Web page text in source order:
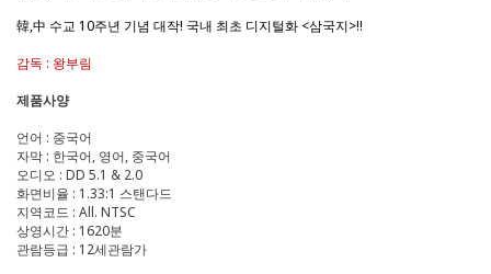
韓,中 수교 10주년 기념 대작! 국내 최초 디지털화 <삼국지>!!
감독 : 왕부림
제품사양
언어 : 중국어
자막 : 한국어, 영어, 중국어
오디오 : DD 5.1 & 2.0
화면비율 : 1.33:1 스탠다드
지역코드 : All. NTSC
상영시간 : 1620분
관람등급 : 12세관람가